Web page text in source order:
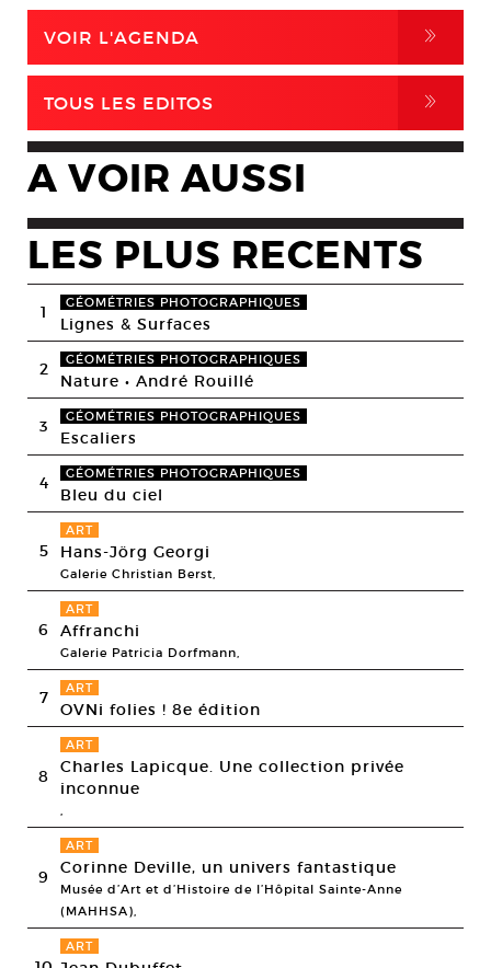
VOIR L'AGENDA ,
TOUS LES EDITOS ,
A VOIR AUSSI
LES PLUS RECENTS
1 GÉOMÉTRIES PHOTOGRAPHIQUES
Lignes & Surfaces
2 GÉOMÉTRIES PHOTOGRAPHIQUES
Nature • André Rouillé
3 GÉOMÉTRIES PHOTOGRAPHIQUES
Escaliers
4 GÉOMÉTRIES PHOTOGRAPHIQUES
Bleu du ciel
5
ART
Hans-Jörg Georgi
Galerie Christian Berst,
6
ART
Affranchi
Galerie Patricia Dorfmann,
7 ART
OVNi folies ! 8e édition
8
ART
Charles Lapicque. Une collection privée
inconnue
,
9
ART
Corinne Deville, un univers fantastique
Musée d’Art et d’Histoire de l’Hôpital Sainte-Anne
(MAHHSA),
ART